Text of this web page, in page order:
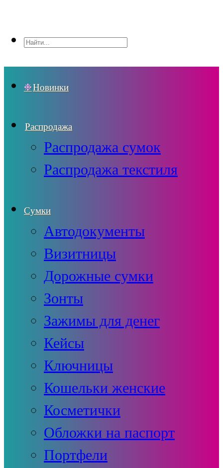
Новинки
Распродажа
Распродажа сумок
Распродажа текстиля
Сумки
Автодокументы
Визитницы
Дорожные сумки
Зонты
Зажимы для денег
Кейсы
Ключницы
Кошельки женские
Косметички
Обложки на паспорт
Портфели